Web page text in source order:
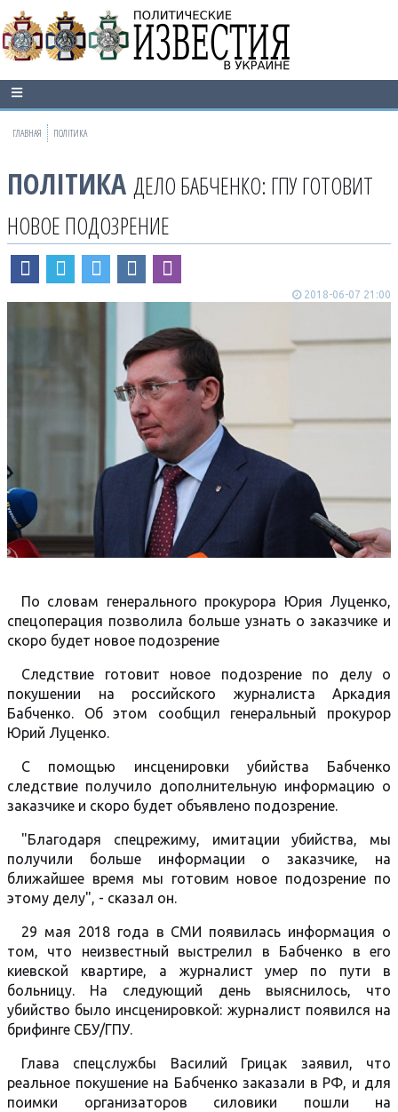
ГЛАВНАЯ ПОЛІТИКА
ПОЛІТИКА ДЕЛО БАБЧЕНКО: ГПУ ГОТОВИТ
НОВОЕ ПОДОЗРЕНИЕ
2018-06-07 21:00
По словам генерального прокурора Юрия Луценко,
спецоперация позволила больше узнать о заказчике и
скоро будет новое подозрение
Следствие готовит новое подозрение по делу о
покушении на российского журналиста Аркадия
Бабченко. Об этом сообщил генеральный прокурор
Юрий Луценко.
С помощью инсценировки убийства Бабченко
следствие получило дополнительную информацию о
заказчике и скоро будет объявлено подозрение.
"Благодаря спецрежиму, имитации убийства, мы
получили больше информации о заказчике, на
ближайшее время мы готовим новое подозрение по
этому делу", - сказал он.
29 мая 2018 года в СМИ появилась информация о
том, что неизвестный выстрелил в Бабченко в его
киевской квартире, а журналист умер по пути в
больницу. На следующий день выяснилось, что
убийство было инсценировкой: журналист появился на
брифинге СБУ/ГПУ.
Глава спецслужбы Василий Грицак заявил, что
реальное покушение на Бабченко заказали в РФ, и для
поимки организаторов силовики пошли на